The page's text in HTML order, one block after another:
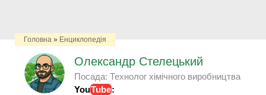
Головна » Енциклопедія
Олександр Стелецький
Посада: Технолог хімічного виробництва
YouTube: